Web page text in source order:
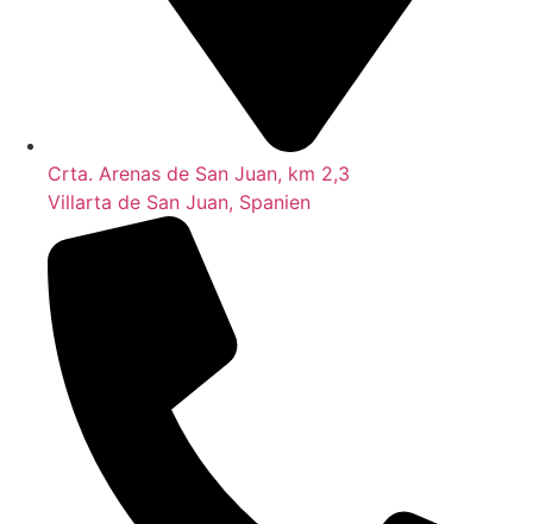
Crta. Arenas de San Juan, km 2,3
Villarta de San Juan, Spanien